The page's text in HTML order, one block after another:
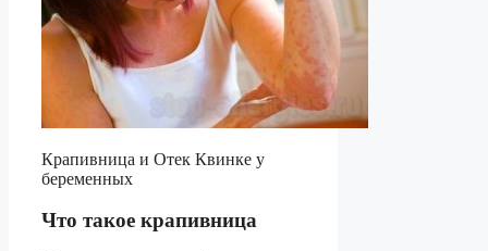
Крапивница и Отек Квинке у
беременных
Что такое крапивница